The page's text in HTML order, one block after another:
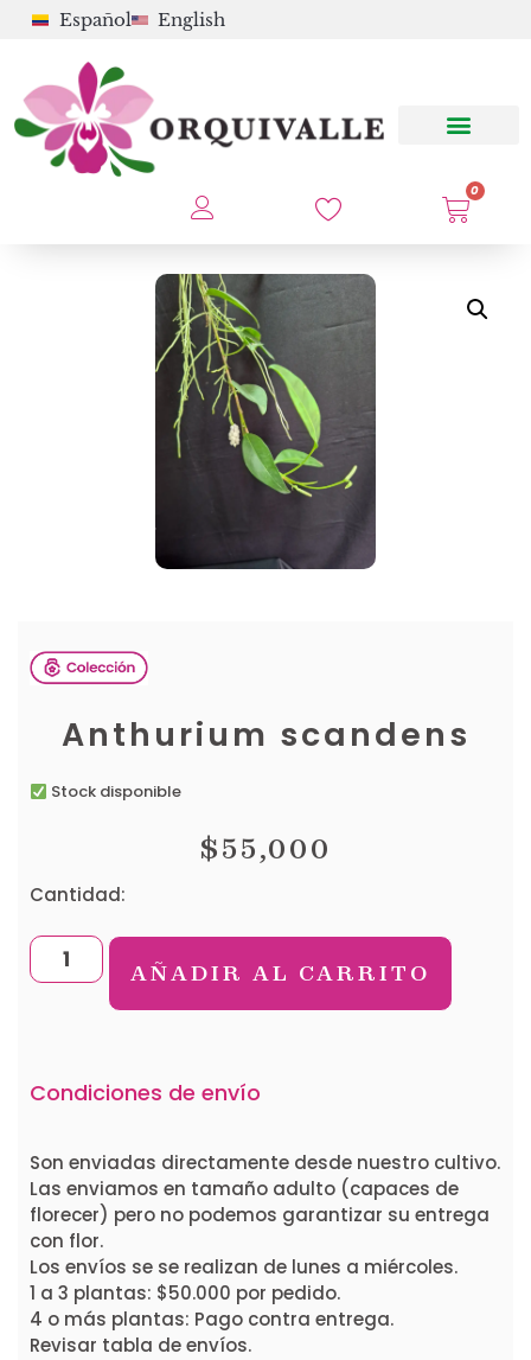
Español English
0
Anthurium scandens
Stock disponible
$55,000
Cantidad:
AÑADIR AL CARRITO
Condiciones de envío
Son enviadas directamente desde nuestro cultivo.
Las enviamos en tamaño adulto (capaces de
florecer) pero no podemos garantizar su entrega
con flor.
Los envíos se se realizan de lunes a miércoles.
1 a 3 plantas: $50.000 por pedido.
4 o más plantas: Pago contra entrega.
Revisar tabla de envíos.